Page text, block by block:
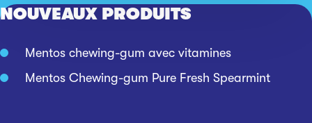
NOUVEAUX PRODUITS
Mentos chewing-gum avec vitamines
Mentos Chewing-gum Pure Fresh Spearmint